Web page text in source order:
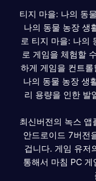
티지 마을: 나의 동
나의 동물 농장 생
로 티지 마을: 나의
로 게임을 체험할
하게 게임을 컨트
나의 동물 농장 생
리 용량을 인한 발
최신버전의 녹스
안드로이드 7버전
겁니다. 게임 유저
통해서 마침 PC